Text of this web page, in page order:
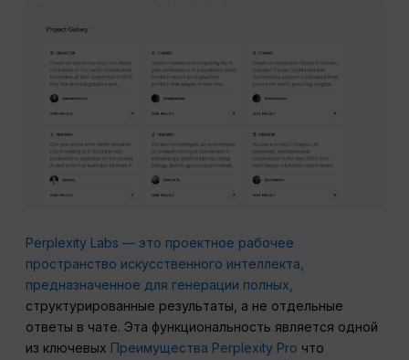
Perplexity Labs — это проектное рабочее
пространство искусственного интеллекта,
предназначенное для генерации полных,
структурированные результаты, а не отдельные
ответы в чате. Эта функциональность является одной
из ключевых Преимущества Perplexity Pro что